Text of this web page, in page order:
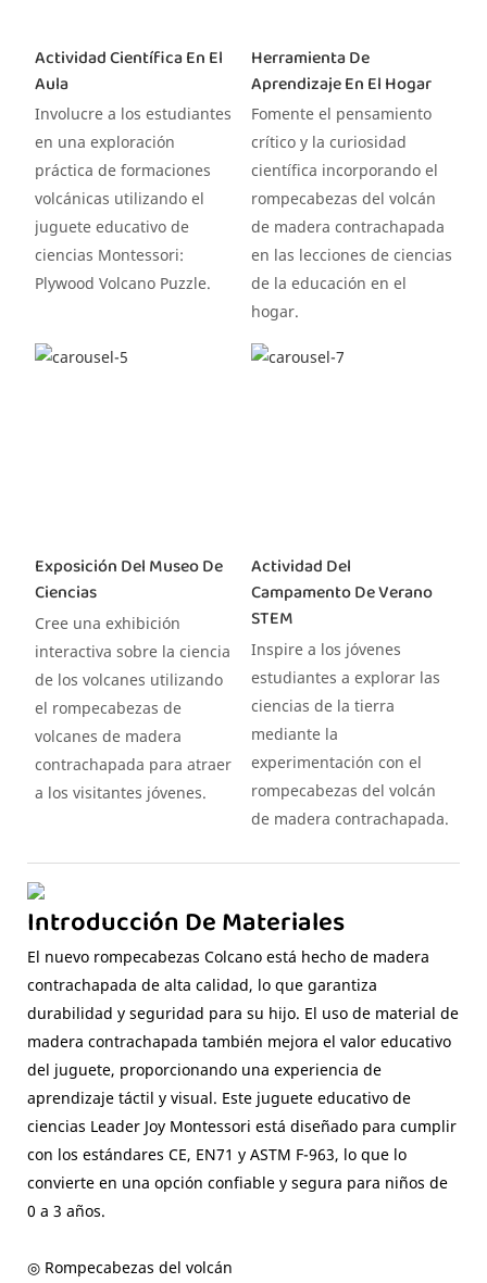
Actividad Científica En El
Aula
Involucre a los estudiantes
en una exploración
práctica de formaciones
volcánicas utilizando el
juguete educativo de
ciencias Montessori:
Plywood Volcano Puzzle.
Herramienta De
Aprendizaje En El Hogar
Fomente el pensamiento
crítico y la curiosidad
científica incorporando el
rompecabezas del volcán
de madera contrachapada
en las lecciones de ciencias
de la educación en el
hogar.
Exposición Del Museo De
Ciencias
Cree una exhibición
interactiva sobre la ciencia
de los volcanes utilizando
el rompecabezas de
volcanes de madera
contrachapada para atraer
a los visitantes jóvenes.
Actividad Del
Campamento De Verano
STEM
Inspire a los jóvenes
estudiantes a explorar las
ciencias de la tierra
mediante la
experimentación con el
rompecabezas del volcán
de madera contrachapada.
Introducción De Materiales
El nuevo rompecabezas Colcano está hecho de madera
contrachapada de alta calidad, lo que garantiza
durabilidad y seguridad para su hijo. El uso de material de
madera contrachapada también mejora el valor educativo
del juguete, proporcionando una experiencia de
aprendizaje táctil y visual. Este juguete educativo de
ciencias Leader Joy Montessori está diseñado para cumplir
con los estándares CE, EN71 y ASTM F-963, lo que lo
convierte en una opción confiable y segura para niños de
0 a 3 años.
◎ Rompecabezas del volcán